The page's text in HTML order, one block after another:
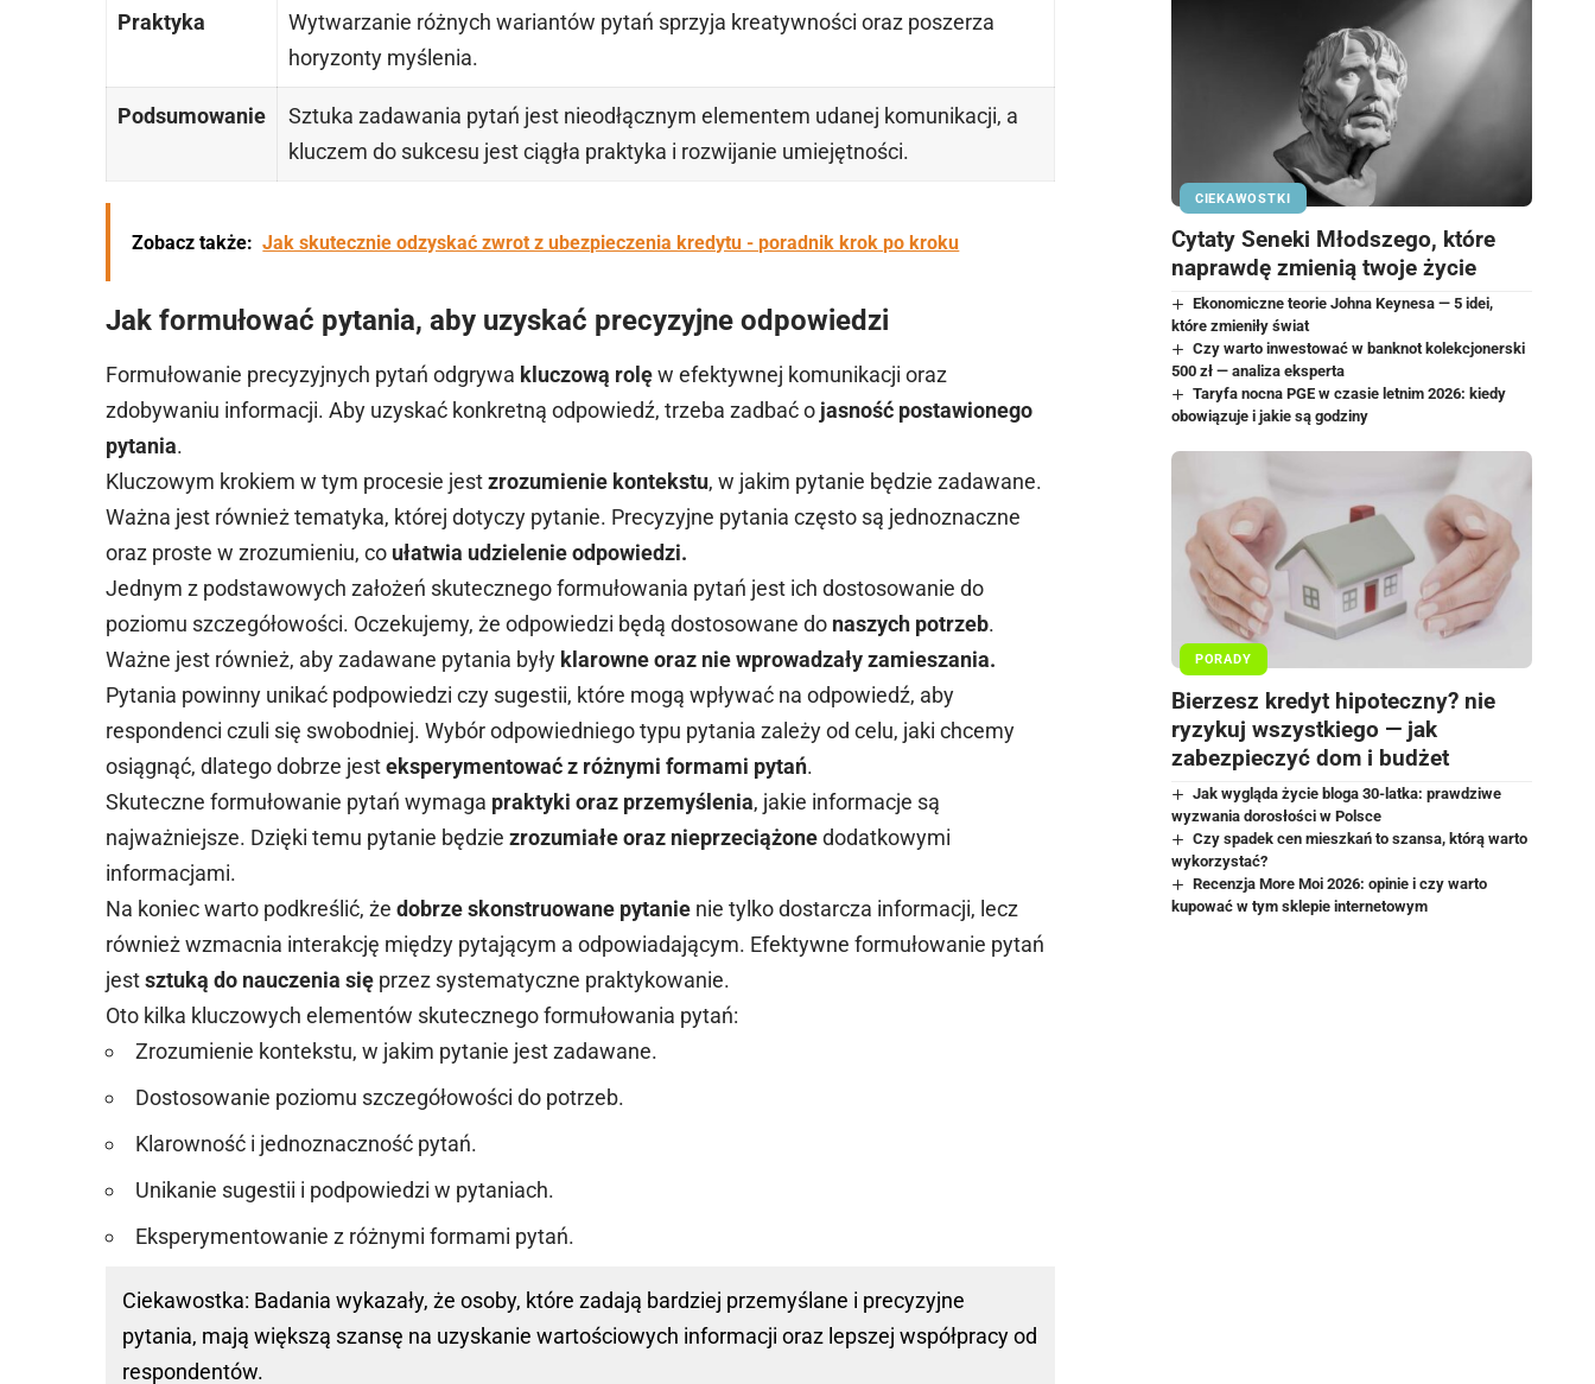
Praktyka
Wytwarzanie różnych wariantów pytań sprzyja kreatywności oraz poszerza
horyzonty myślenia.
Podsumowanie
Sztuka zadawania pytań jest nieodłącznym elementem udanej komunikacji, a
kluczem do sukcesu jest ciągła praktyka i rozwijanie umiejętności.
Zobacz także: Jak skutecznie odzyskać zwrot z ubezpieczenia kredytu - poradnik krok po kroku
Jak formułować pytania, aby uzyskać precyzyjne odpowiedzi
Formułowanie precyzyjnych pytań odgrywa kluczową rolęw efektywnej komunikacji oraz
zdobywaniu informacji. Aby uzyskać konkretną odpowiedź, trzeba zadbać o jasność postawionego
pytania.
Kluczowym krokiem w tym procesie jestzrozumienie kontekstu, w jakim pytanie będzie zadawane.
Ważna jest również tematyka, której dotyczy pytanie. Precyzyjne pytania często są jednoznaczne
oraz proste w zrozumieniu, co ułatwia udzielenie odpowiedzi.
Jednym z podstawowych założeń skutecznego formułowania pytań jest ich dostosowanie do
poziomu szczegółowości. Oczekujemy, że odpowiedzi będą dostosowane do naszych potrzeb.
Ważne jest również, aby zadawane pytania były klarowne oraz nie wprowadzały zamieszania.
Pytania powinny unikać podpowiedzi czy sugestii, które mogą wpływać na odpowiedź, aby
respondenci czuli się swobodniej. Wybór odpowiedniego typu pytania zależy od celu, jaki chcemy
osiągnąć, dlatego dobrze jesteksperymentować z różnymi formami pytań.
Skuteczne formułowanie pytań wymaga praktyki oraz przemyślenia, jakie informacje są
najważniejsze. Dzięki temu pytanie będziezrozumiałe oraz nieprzeciążonedodatkowymi
informacjami.
Na koniec warto podkreślić, żedobrze skonstruowane pytanie nie tylko dostarcza informacji, lecz
również wzmacnia interakcję między pytającym a odpowiadającym. Efektywne formułowanie pytań
jestsztuką do nauczenia się przez systematyczne praktykowanie.
Oto kilka kluczowych elementów skutecznego formułowania pytań:
Zrozumienie kontekstu, w jakim pytanie jest zadawane.
Dostosowanie poziomu szczegółowości do potrzeb.
Klarowność i jednoznaczność pytań.
Unikanie sugestii i podpowiedzi w pytaniach.
Eksperymentowanie z różnymi formami pytań.
Ciekawostka: Badania wykazały, że osoby, które zadają bardziej przemyślane i precyzyjne
pytania, mają większą szansę na uzyskanie wartościowych informacji oraz lepszej współpracy od
respondentów.
CIEKAWOSTKI
Cytaty Seneki Młodszego, które
naprawdę zmienią twoje życie
Ekonomiczne teorie Johna Keynesa — 5 idei,
które zmieniły świat
Czy warto inwestować w banknot kolekcjonerski
500 zł — analiza eksperta
Taryfa nocna PGE w czasie letnim 2026: kiedy
obowiązuje i jakie są godziny
PORADY
Bierzesz kredyt hipoteczny? nie
ryzykuj wszystkiego — jak
zabezpieczyć dom i budżet
Jak wygląda życie bloga 30-latka: prawdziwe
wyzwania dorosłości w Polsce
Czy spadek cen mieszkań to szansa, którą warto
wykorzystać?
Recenzja More Moi 2026: opinie i czy warto
kupować w tym sklepie internetowym